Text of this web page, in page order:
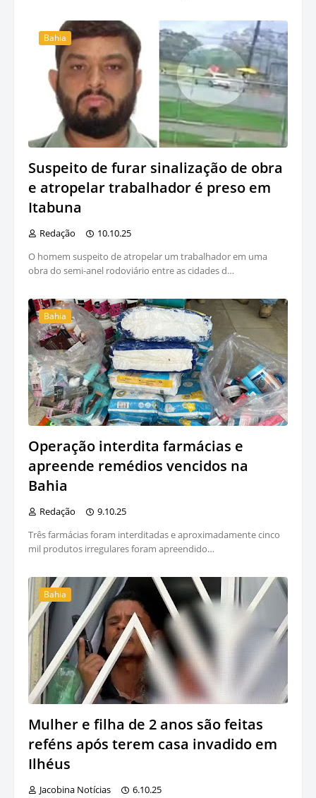
Bahia
Suspeito de furar sinalização de obra
e atropelar trabalhador é preso em
Itabuna
Redação
10.10.25
O homem suspeito de atropelar um trabalhador em uma
obra do semi-anel rodoviário entre as cidades d…
Bahia
Operação interdita farmácias e
apreende remédios vencidos na
Bahia
Redação
9.10.25
Três farmácias foram interditadas e aproximadamente cinco
mil produtos irregulares foram apreendido…
Bahia
Mulher e filha de 2 anos são feitas
reféns após terem casa invadido em
Ilhéus
Jacobina Notícias 6.10.25